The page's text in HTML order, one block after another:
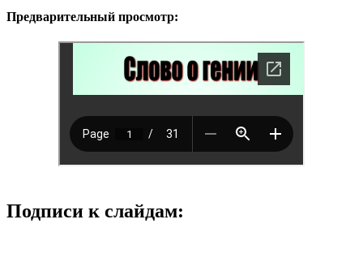
Предварительный просмотр:
Подписи к слайдам: